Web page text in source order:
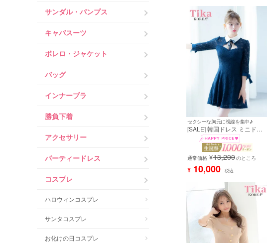
サンダル・パンプス
キャバスーツ
ボレロ・ジャケット
バッグ
インナーブラ
勝負下着
アクセサリー
パーティードレス
コスプレ
ハロウィンコスプレ
サンタコスプレ
お化けの日コスプレ
セクシーな胸元に視線を集中♪
[SALE] 韓国ドレス ミニドレ
ス 襟付き ネックリボン 総レ
ース 袖あり 七分袖 Aライン
キャバドレス (黒崎みさ着用)
[tk-mdk511]
通常価格 ¥13,200のところ
¥ 10,000 税込